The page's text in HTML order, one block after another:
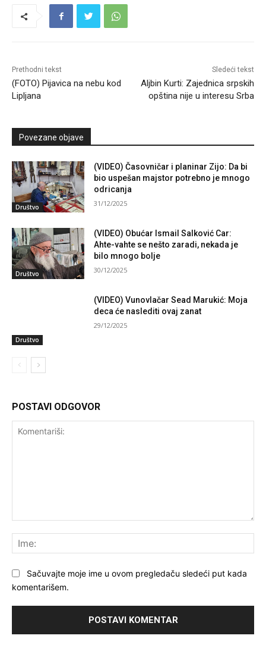
Prethodni tekst
(FOTO) Pijavica na nebu kod
Lipljana
Sledeći tekst
Aljbin Kurti: Zajednica srpskih
opština nije u interesu Srba
Povezane objave
Društvo
(VIDEO) Časovničar i planinar Zijo: Da bi
bio uspešan majstor potrebno je mnogo
odricanja
31/12/2025
Društvo
(VIDEO) Obućar Ismail Salković Car:
Ahte-vahte se nešto zaradi, nekada je
bilo mnogo bolje
30/12/2025
Društvo
(VIDEO) Vunovlačar Sead Marukić: Moja
deca će naslediti ovaj zanat
29/12/2025
POSTAVI ODGOVOR
Sačuvajte moje ime u ovom pregledaču sledeći put kada
komentarišem.